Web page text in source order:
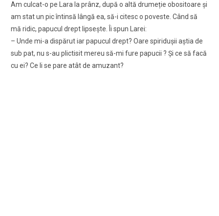
Am culcat-o pe Lara la prânz, după o altă drumeție obositoare și
am stat un pic întinsă lângă ea, să-i citesc o poveste. Când să
mă ridic, papucul drept lipsește. Îi spun Larei:
– Unde mi-a dispărut iar papucul drept? Oare spiridușii aștia de
sub pat, nu s-au plictisit mereu să-mi fure papucii ? Și ce să facă
cu ei? Ce li se pare atât de amuzant?